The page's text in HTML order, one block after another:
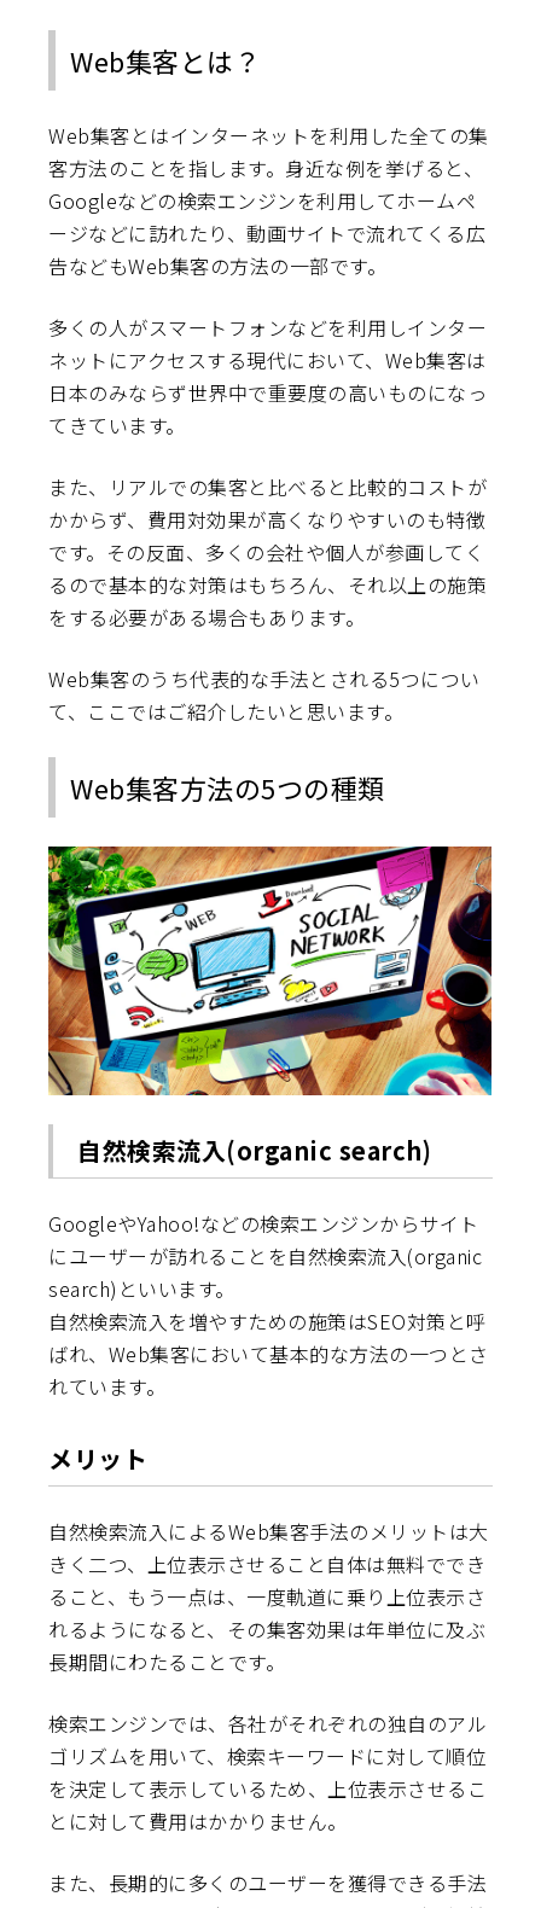
Web集客とは？
Web集客とはインターネットを利用した全ての集
客方法のことを指します。身近な例を挙げると、
Googleなどの検索エンジンを利用してホームペ
ージなどに訪れたり、動画サイトで流れてくる広
告などもWeb集客の方法の一部です。
多くの人がスマートフォンなどを利用しインター
ネットにアクセスする現代において、Web集客は
日本のみならず世界中で重要度の高いものになっ
てきています。
また、リアルでの集客と比べると比較的コストが
かからず、費用対効果が高くなりやすいのも特徴
です。その反面、多くの会社や個人が参画してく
るので基本的な対策はもちろん、それ以上の施策
をする必要がある場合もあります。
Web集客のうち代表的な手法とされる5つについ
て、ここではご紹介したいと思います。
Web集客方法の5つの種類
自然検索流入(organic search)
GoogleやYahoo!などの検索エンジンからサイト
にユーザーが訪れることを自然検索流入(organic
search)といいます。
自然検索流入を増やすための施策はSEO対策と呼
ばれ、Web集客において基本的な方法の一つとさ
れています。
メリット
自然検索流入によるWeb集客手法のメリットは大
きく二つ、上位表示させること自体は無料ででき
ること、もう一点は、一度軌道に乗り上位表示さ
れるようになると、その集客効果は年単位に及ぶ
長期間にわたることです。
検索エンジンでは、各社がそれぞれの独自のアル
ゴリズムを用いて、検索キーワードに対して順位
を決定して表示しているため、上位表示させるこ
とに対して費用はかかりません。
また、長期的に多くのユーザーを獲得できる手法